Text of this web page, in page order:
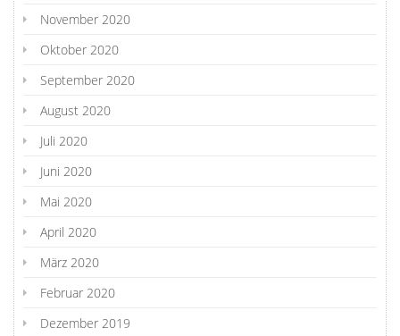
November 2020
Oktober 2020
September 2020
August 2020
Juli 2020
Juni 2020
Mai 2020
April 2020
März 2020
Februar 2020
Dezember 2019